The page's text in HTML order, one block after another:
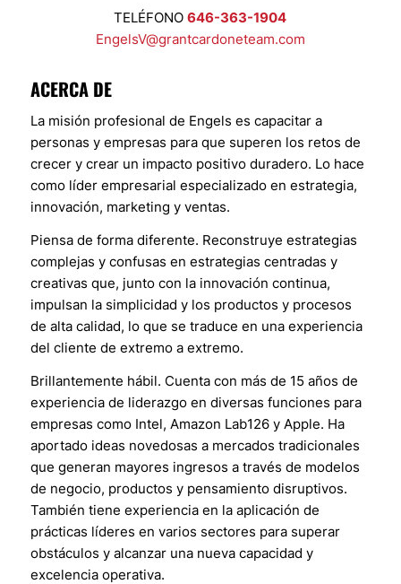
TELÉFONO 646-363-1904
EngelsV@grantcardoneteam.com
ACERCA DE
La misión profesional de Engels es capacitar a
personas y empresas para que superen los retos de
crecer y crear un impacto positivo duradero. Lo hace
como líder empresarial especializado en estrategia,
innovación, marketing y ventas.
Piensa de forma diferente. Reconstruye estrategias
complejas y confusas en estrategias centradas y
creativas que, junto con la innovación continua,
impulsan la simplicidad y los productos y procesos
de alta calidad, lo que se traduce en una experiencia
del cliente de extremo a extremo.
Brillantemente hábil. Cuenta con más de 15 años de
experiencia de liderazgo en diversas funciones para
empresas como Intel, Amazon Lab126 y Apple. Ha
aportado ideas novedosas a mercados tradicionales
que generan mayores ingresos a través de modelos
de negocio, productos y pensamiento disruptivos.
También tiene experiencia en la aplicación de
prácticas líderes en varios sectores para superar
obstáculos y alcanzar una nueva capacidad y
excelencia operativa.